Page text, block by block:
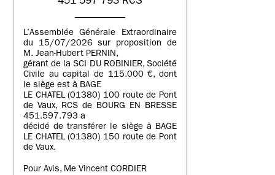
L’Assemblée Générale Extraordinaire
du 15/07/2026 sur proposition de
M. Jean-Hubert PERNIN,
gérant de la SCI DU ROBINIER, Société
Civile au capital de 115.000 €, dont
le siège est à BAGE
LE CHATEL (01380) 100 route de Pont
de Vaux, RCS de BOURG EN BRESSE
451.597.793 a
décidé de transférer le siège à BAGE
LE CHATEL (01380) 150 route de Pont
de Vaux.
Pour Avis, Me Vincent CORDIER